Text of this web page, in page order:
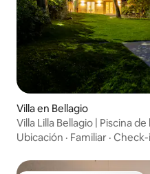
Villa en Bellagio
Villa Lilla Bellagio | Piscina
Ubicación · Familiar · Check-